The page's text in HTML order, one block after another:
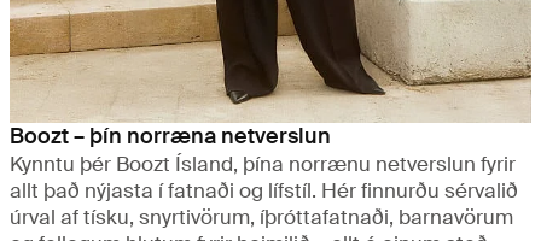
Boozt – þín norræna netverslun
Kynntu þér Boozt Ísland, þína norrænu netverslun fyrir
allt það nýjasta í fatnaði og lífstíl. Hér finnurðu sérvalið
úrval af tísku, snyrtivörum, íþróttafatnaði, barnavörum